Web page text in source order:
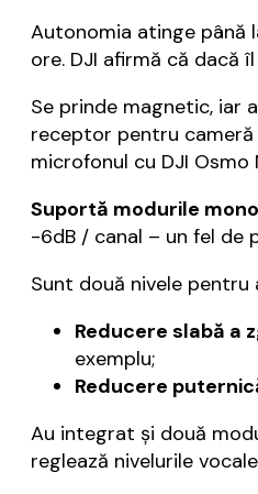
Autonomia atinge până
ore. DJI afirmă că dacă
Se prinde magnetic, iar
receptor pentru
microfonul cu DJI Osmo
Suportă modurile
-6dB / canal – un fel de
Sunt două nivele pentru
Reducere slabă a
exemplu;
Reducere
Au integrat și două
reglează nivelurile